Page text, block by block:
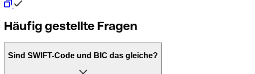
Häufig gestellte Fragen
Sind SWIFT-Code und BIC das gleiche?